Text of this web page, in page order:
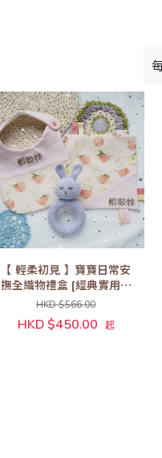
【 輕柔初見 】寶寶日常安
撫全織物禮盒 [經典實用推
薦!] (No. C)
HKD $566.00
HKD $450.00 起